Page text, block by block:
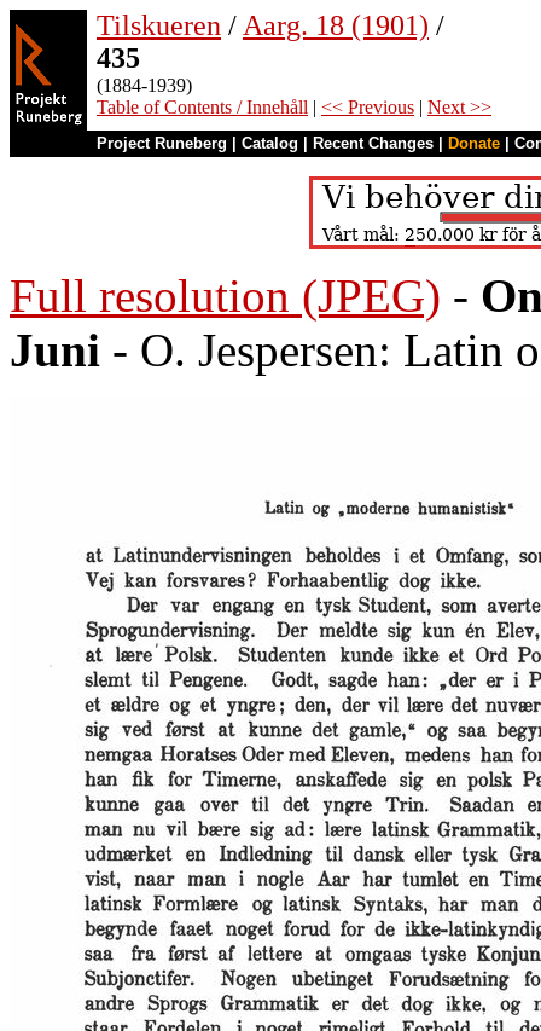
Tilskueren / Aarg. 18 (1901) /
435
(1884-1939)
Table of Contents / Innehåll | << Previous | Next >>
Project Runeberg Catalog Recent Changes Donate
Full resolution (JPEG) -
Juni - O. Jespersen: Latin